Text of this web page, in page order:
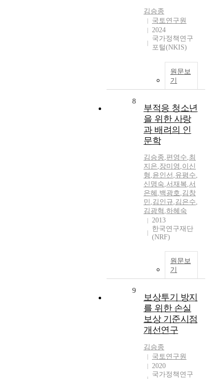
김승종
국토연구원
2024
국가정책연구
포털(NKIS)
원문보
기
8
부적응 청소년
을 위한 사랑
과 배려의 인
문학
김승종,편영수,최
지은,장미영 ,이신
형 ,윤인선 ,유평수,
신명숙,서재복,서
은혜 ,백광호,김창
민 ,김인규,김은수,
김광혁 ,하혜숙
2013
한국연구재단
(NRF)
원문보
기
9
보상투기 방지
를 위한 손실
보상 기준시점
개선연구
김승종
국토연구원
2020
국가정책연구